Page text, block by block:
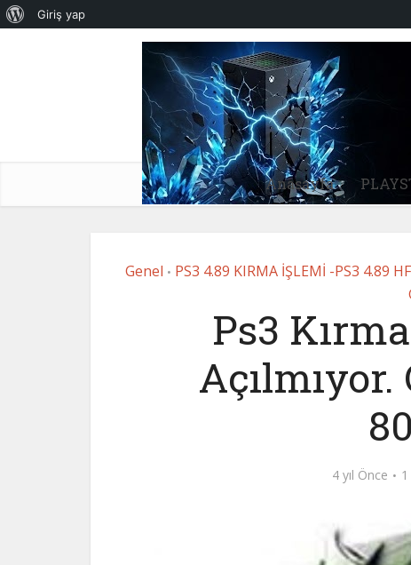
Anasayfa
Genel • PS3 4.89 KIRMA İŞLEMİ -PS3 4.89
Ps3
4 yıl Önce
WordPress
Giriş yap